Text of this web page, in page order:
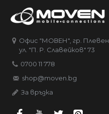
Офис "МОВЕН", гр. Плевен
ул. "П. Р. Славейков" 73
0700 11 778
shop@moven.bg
За връзка